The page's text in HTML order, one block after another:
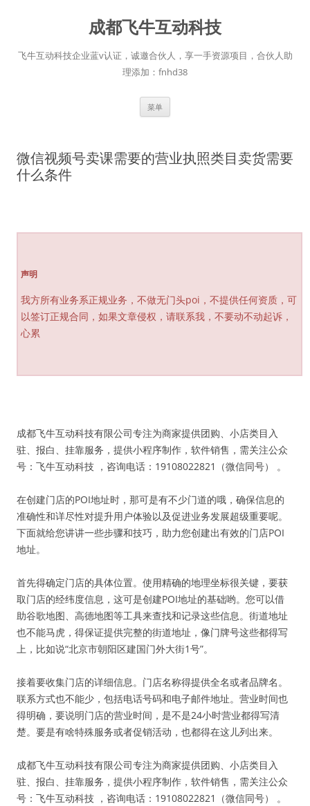
成都飞牛互动科技
飞牛互动科技企业蓝v认证，诚邀合伙人，享一手资源项目，合伙人助
理添加：fnhd38
菜单
微信视频号卖课需要的营业执照类目卖货需要
什么条件
声明
我方所有业务系正规业务，不做无门头poi，不提供任何资质，可
以签订正规合同，如果文章侵权，请联系我，不要动不动起诉，
心累
成都飞牛互动科技有限公司专注为商家提供团购、小店类目入
驻、报白、挂靠服务，提供小程序制作，软件销售，需关注公众
号：飞牛互动科技 ，咨询电话：19108022821（微信同号） 。
在创建门店的POI地址时，那可是有不少门道的哦，确保信息的
准确性和详尽性对提升用户体验以及促进业务发展超级重要呢。
下面就给您讲讲一些步骤和技巧，助力您创建出有效的门店POI
地址。
首先得确定门店的具体位置。使用精确的地理坐标很关键，要获
取门店的经纬度信息，这可是创建POI地址的基础哟。您可以借
助谷歌地图、高德地图等工具来查找和记录这些信息。街道地址
也不能马虎，得保证提供完整的街道地址，像门牌号这些都得写
上，比如说“北京市朝阳区建国门外大街1号”。
接着要收集门店的详细信息。门店名称得提供全名或者品牌名。
联系方式也不能少，包括电话号码和电子邮件地址。营业时间也
得明确，要说明门店的营业时间，是不是24小时营业都得写清
楚。要是有啥特殊服务或者促销活动，也都得在这儿列出来。
成都飞牛互动科技有限公司专注为商家提供团购、小店类目入
驻、报白、挂靠服务，提供小程序制作，软件销售，需关注公众
号：飞牛互动科技 ，咨询电话：19108022821（微信同号） 。